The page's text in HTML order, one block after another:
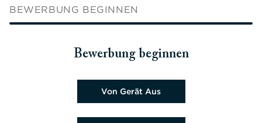
BEWERBUNG BEGINNEN
Bewerbung beginnen
Von Gerät Aus